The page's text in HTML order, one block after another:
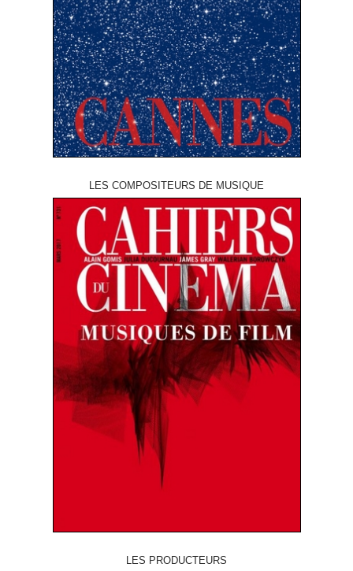
LES COMPOSITEURS DE MUSIQUE
LES PRODUCTEURS